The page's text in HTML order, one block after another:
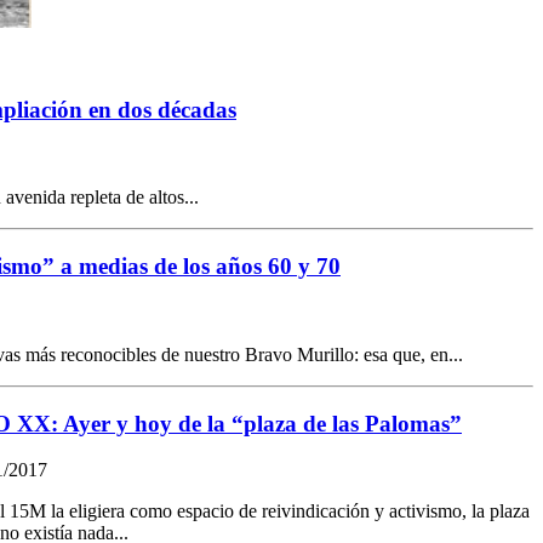
en dos décadas
repleta de altos...
a medias de los años 60 y 70
más reconocibles de nuestro Bravo Murillo: esa que, en...
Ayer y hoy de la “plaza de las Palomas”
2017
15M la eligiera como espacio de reivindicación y activismo, la plaza
existía nada...